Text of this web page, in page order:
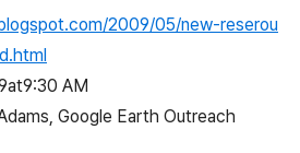
2009/05/new-reserou
AM
Google Earth Outreach